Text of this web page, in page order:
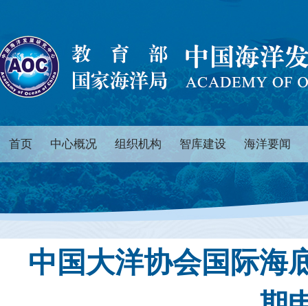
首页 中心概况 组织机构 智库建设 海洋要闻
中国大洋协会国际海